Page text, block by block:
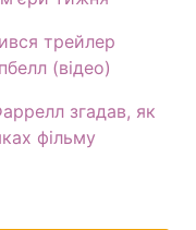
трейлер
(відео)
згадав, як
фільму